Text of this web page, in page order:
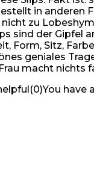
in anderen
zu
sind der Gipfel
Form, Sitz,
geniales
macht nichts
(0)You have